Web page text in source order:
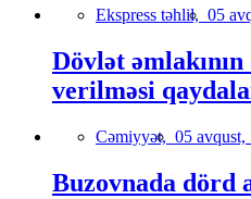
Ekspress təhlil, 05
Dövlət
verilməsi
Cəmiyyət, 05 avqust,
Buzovnada dörd